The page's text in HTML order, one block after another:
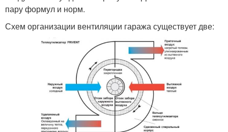
пару формул и норм.
Схем организации вентиляции гаража существует две: